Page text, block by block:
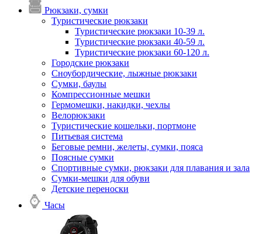
Рюкзаки, сумки
Туристические рюкзаки
Туристические рюкзаки 10-39 л.
Туристические рюкзаки 40-59 л.
Туристические рюкзаки 60-120 л.
Городские рюкзаки
Сноубордические, лыжные рюкзаки
Сумки, баулы
Компрессионные мешки
Гермомешки, накидки, чехлы
Велорюкзаки
Туристические кошельки, портмоне
Питьевая система
Беговые ремни, желеты, сумки, пояса
Поясные сумки
Спортивные сумки, рюкзаки для плавания и зала
Сумки-мешки для обуви
Детские переноски
Часы